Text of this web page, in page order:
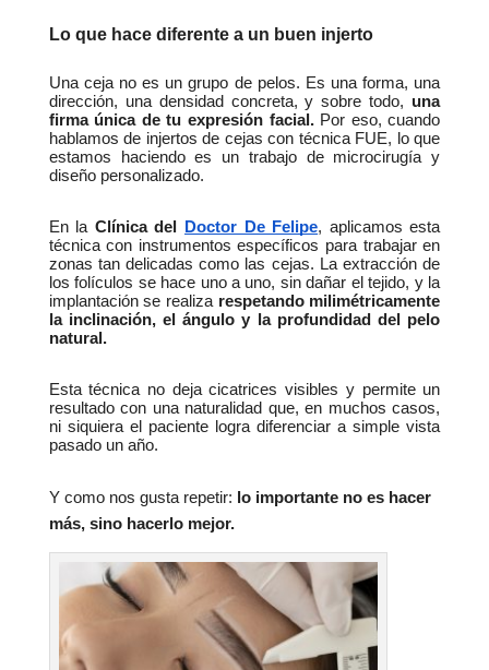
Lo que hace diferente a un buen injerto
Una ceja no es un grupo de pelos. Es una forma, una
dirección, una densidad concreta, y sobre todo, una
firma única de tu expresión facial. Por eso, cuando
hablamos de injertos de cejas con técnica FUE, lo que
estamos haciendo es un trabajo de microcirugía y
diseño personalizado.
En la Clínica del Doctor De Felipe, aplicamos esta
técnica con instrumentos específicos para trabajar en
zonas tan delicadas como las cejas. La extracción de
los folículos se hace uno a uno, sin dañar el tejido, y la
implantación se realiza respetando milimétricamente
la inclinación, el ángulo y la profundidad del pelo
natural.
Esta técnica no deja cicatrices visibles y permite un
resultado con una naturalidad que, en muchos casos,
ni siquiera el paciente logra diferenciar a simple vista
pasado un año.
Y como nos gusta repetir: lo importante no es hacer
más, sino hacerlo mejor.